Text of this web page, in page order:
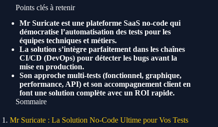
Points clés à retenir
Mr Suricate est une plateforme SaaS no-code qui
démocratise l’automatisation des tests pour les
équipes techniques et métiers.
La solution s’intègre parfaitement dans les chaînes
CI/CD (DevOps) pour détecter les bugs avant la
mise en production.
Son approche multi-tests (fonctionnel, graphique,
performance, API) et son accompagnement client en
font une solution complète avec un ROI rapide.
Sommaire
Mr Suricate : La Solution No-Code Ultime pour Vos Tests